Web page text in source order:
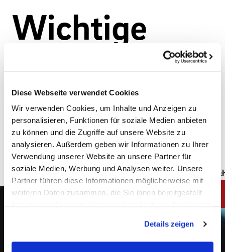
Diese Webseite verwendet Cookies
Wir verwenden Cookies, um Inhalte und Anzeigen zu
personalisieren, Funktionen für soziale Medien anbieten
zu können und die Zugriffe auf unsere Website zu
analysieren. Außerdem geben wir Informationen zu Ihrer
Verwendung unserer Website an unsere Partner für
soziale Medien, Werbung und Analysen weiter. Unsere
Partner führen diese Informationen möglicherweise mit
weiteren Daten zusammen, die Sie ihnen bereitgestellt
Cookies, wenn Sie unsere Webseite weiterhin nutzen.
Impressum
|Datenschutz
Details zeigen
Wichtige
Vorraussetzu
ngen